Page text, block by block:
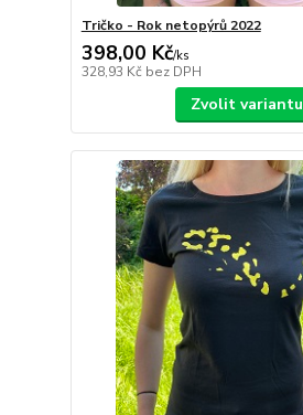
Tričko - Rok netopýrů 2022
398,00 Kč/ks
328,93 Kč bez DPH
Zvolit variantu